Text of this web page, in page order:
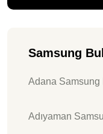
Samsung
Adana Samsung
Adıyaman